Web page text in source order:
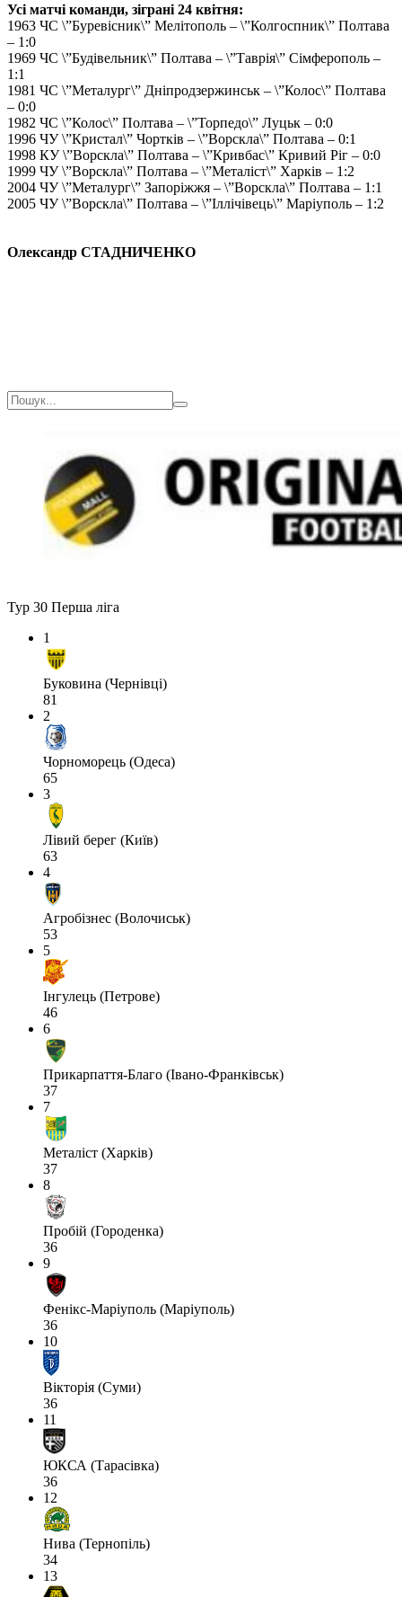
Усі матчі команди, зіграні 24 квітня:
1963 ЧС \”Буревісник\” Мелітополь – \”Колгоспник\” Полтава
– 1:0
1969 ЧС \”Будівельник\” Полтава – \”Таврія\” Сімферополь –
1:1
1981 ЧС \”Металург\” Дніпродзержинськ – \”Колос\” Полтава
– 0:0
1982 ЧС \”Колос\” Полтава – \”Торпедо\” Луцьк – 0:0
1996 ЧУ \”Кристал\” Чортків – \”Ворскла\” Полтава – 0:1
1998 КУ \”Ворскла\” Полтава – \”Кривбас\” Кривий Ріг – 0:0
1999 ЧУ \”Ворскла\” Полтава – \”Металіст\” Харків – 1:2
2004 ЧУ \”Металург\” Запоріжжя – \”Ворскла\” Полтава – 1:1
2005 ЧУ \”Ворскла\” Полтава – \”Іллічівець\” Маріуполь – 1:2
Олександр СТАДНИЧЕНКО
Тур 30 Перша ліга
1
Буковина (Чернівці)
81
2
Чорноморець (Одеса)
65
3
Лівий берег (Київ)
63
4
Агробізнес (Волочиськ)
53
5
Інгулець (Петрове)
46
6
Прикарпаття-Благо (Івано-Франківськ)
37
7
Металіст (Харків)
37
8
Пробій (Городенка)
36
9
Фенікс-Маріуполь (Маріуполь)
36
10
Вікторія (Суми)
36
11
ЮКСА (Тарасівка)
36
12
Нива (Тернопіль)
34
13